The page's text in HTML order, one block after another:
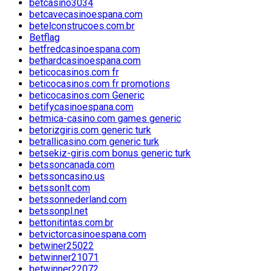
betcasino3034
betcavecasinoespana.com
betelconstrucoes.com.br
Betflag
betfredcasinoespana.com
bethardcasinoespana.com
beticocasinos.com fr
beticocasinos.com fr promotions
beticocasinos.com Generic
betifycasinoespana.com
betmica-casino.com games generic
betorizgiris.com generic turk
betrallicasino.com generic turk
betsekiz-giris.com bonus generic turk
betssoncanada.com
betssoncasino.us
betssonlt.com
betssonnederland.com
betssonpl.net
bettonitintas.com.br
betvictorcasinoespana.com
betwiner25022
betwinner21071